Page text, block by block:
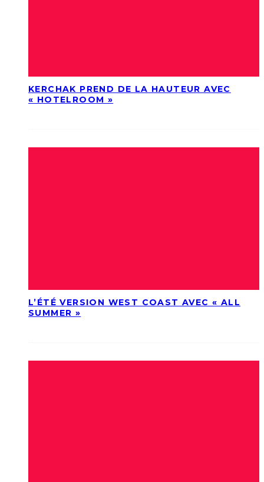
KERCHAK PREND DE LA HAUTEUR AVEC
« HOTELROOM »
L’ÉTÉ VERSION WEST COAST AVEC « ALL
SUMMER »